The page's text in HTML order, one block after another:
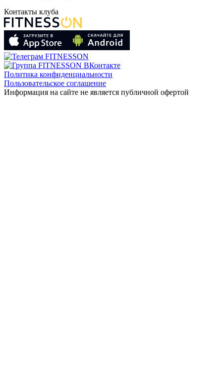
Контакты клуба
Политика конфиденциальности
Пользовательское соглашение
Информация на сайте не является публичной офертой